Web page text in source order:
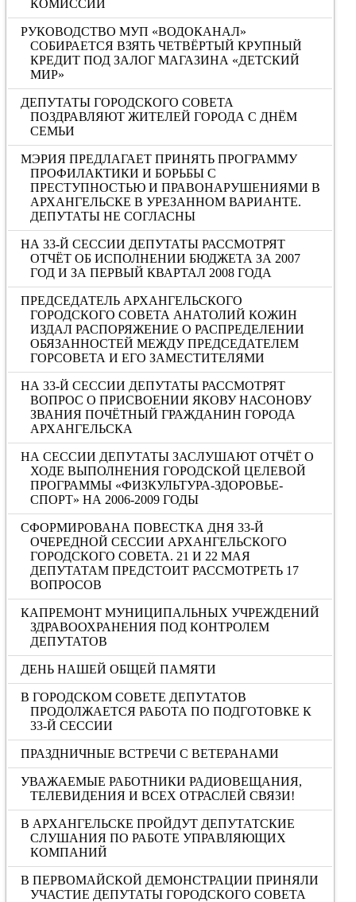
КОМИССИИ
РУКОВОДСТВО МУП «ВОДОКАНАЛ»
СОБИРАЕТСЯ ВЗЯТЬ ЧЕТВЁРТЫЙ КРУПНЫЙ
КРЕДИТ ПОД ЗАЛОГ МАГАЗИНА «ДЕТСКИЙ
МИР»
ДЕПУТАТЫ ГОРОДСКОГО СОВЕТА
ПОЗДРАВЛЯЮТ ЖИТЕЛЕЙ ГОРОДА С ДНЁМ
СЕМЬИ
МЭРИЯ ПРЕДЛАГАЕТ ПРИНЯТЬ ПРОГРАММУ
ПРОФИЛАКТИКИ И БОРЬБЫ С
ПРЕСТУПНОСТЬЮ И ПРАВОНАРУШЕНИЯМИ В
АРХАНГЕЛЬСКЕ В УРЕЗАННОМ ВАРИАНТЕ.
ДЕПУТАТЫ НЕ СОГЛАСНЫ
НА 33-Й СЕССИИ ДЕПУТАТЫ РАССМОТРЯТ
ОТЧЁТ ОБ ИСПОЛНЕНИИ БЮДЖЕТА ЗА 2007
ГОД И ЗА ПЕРВЫЙ КВАРТАЛ 2008 ГОДА
ПРЕДСЕДАТЕЛЬ АРХАНГЕЛЬСКОГО
ГОРОДСКОГО СОВЕТА АНАТОЛИЙ КОЖИН
ИЗДАЛ РАСПОРЯЖЕНИЕ О РАСПРЕДЕЛЕНИИ
ОБЯЗАННОСТЕЙ МЕЖДУ ПРЕДСЕДАТЕЛЕМ
ГОРСОВЕТА И ЕГО ЗАМЕСТИТЕЛЯМИ
НА 33-Й СЕССИИ ДЕПУТАТЫ РАССМОТРЯТ
ВОПРОС О ПРИСВОЕНИИ ЯКОВУ НАСОНОВУ
ЗВАНИЯ ПОЧЁТНЫЙ ГРАЖДАНИН ГОРОДА
АРХАНГЕЛЬСКА
НА СЕССИИ ДЕПУТАТЫ ЗАСЛУШАЮТ ОТЧЁТ О
ХОДЕ ВЫПОЛНЕНИЯ ГОРОДСКОЙ ЦЕЛЕВОЙ
ПРОГРАММЫ «ФИЗКУЛЬТУРА-ЗДОРОВЬЕ-
СПОРТ» НА 2006-2009 ГОДЫ
СФОРМИРОВАНА ПОВЕСТКА ДНЯ 33-Й
ОЧЕРЕДНОЙ СЕССИИ АРХАНГЕЛЬСКОГО
ГОРОДСКОГО СОВЕТА. 21 И 22 МАЯ
ДЕПУТАТАМ ПРЕДСТОИТ РАССМОТРЕТЬ 17
ВОПРОСОВ
КАПРЕМОНТ МУНИЦИПАЛЬНЫХ УЧРЕЖДЕНИЙ
ЗДРАВООХРАНЕНИЯ ПОД КОНТРОЛЕМ
ДЕПУТАТОВ
ДЕНЬ НАШЕЙ ОБЩЕЙ ПАМЯТИ
В ГОРОДСКОМ СОВЕТЕ ДЕПУТАТОВ
ПРОДОЛЖАЕТСЯ РАБОТА ПО ПОДГОТОВКЕ К
33-Й СЕССИИ
ПРАЗДНИЧНЫЕ ВСТРЕЧИ С ВЕТЕРАНАМИ
УВАЖАЕМЫЕ РАБОТНИКИ РАДИОВЕЩАНИЯ,
ТЕЛЕВИДЕНИЯ И ВСЕХ ОТРАСЛЕЙ СВЯЗИ!
В АРХАНГЕЛЬСКЕ ПРОЙДУТ ДЕПУТАТСКИЕ
СЛУШАНИЯ ПО РАБОТЕ УПРАВЛЯЮЩИХ
КОМПАНИЙ
В ПЕРВОМАЙСКОЙ ДЕМОНСТРАЦИИ ПРИНЯЛИ
УЧАСТИЕ ДЕПУТАТЫ ГОРОДСКОГО СОВЕТА